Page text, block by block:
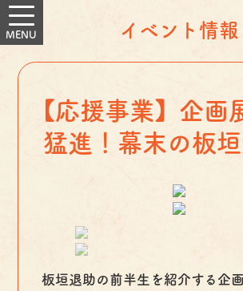
イベント情報
【応援事業】企画
猛進！幕末の板垣
板垣退助の前半生を紹介する企画